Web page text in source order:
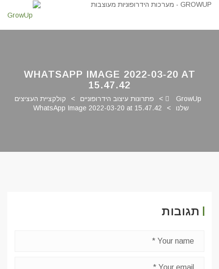
WHATSAPP IMAGE 2022-03-20 AT
15.47.42
GrowUp
> פתרונות עיצוב הידרופוניים >
קולקציית העציצים
שלנו
>
WhatsApp Image 2022-03-20 at 15.47.42
תגובות